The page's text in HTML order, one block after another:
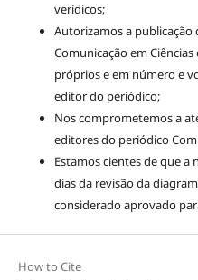
verídicos;
Autorizamos a
Comunicação em
próprios e em número e
editor do periódico;
Nos comprometemos a
editores do periódico
Estamos cientes de que a
dias da revisão da
considerado aprovado
How to Cite